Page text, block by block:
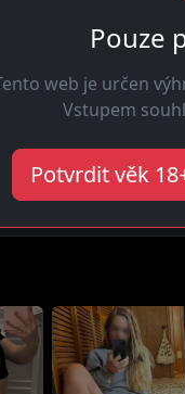
je opravdu krásná."
Pouze
web je určen
Vstupem
Potvrdit věk